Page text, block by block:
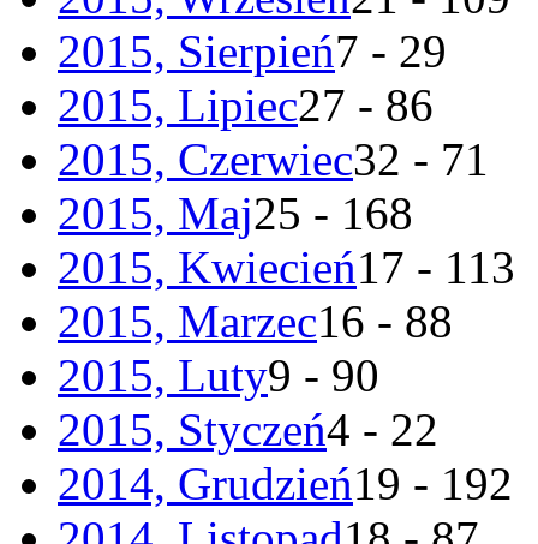
2015, Sierpień7 - 29
2015, Lipiec27 - 86
2015, Czerwiec32 - 71
2015, Maj25 - 168
2015, Kwiecień17 - 113
2015, Marzec16 - 88
2015, Luty9 - 90
2015, Styczeń4 - 22
2014, Grudzień19 - 192